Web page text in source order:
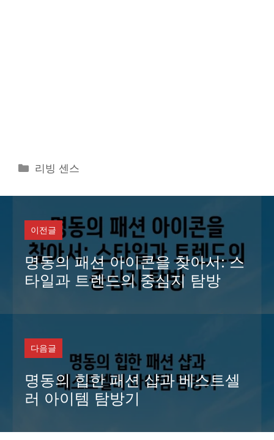
카
고
리빙 센스
이전글
명동의 패션 아이콘을 찾아서: 스
타일과 트렌드의 중심지 탐방
다음글
명동의 힙한 패션 샵과 베스트셀
러 아이템 탐방기